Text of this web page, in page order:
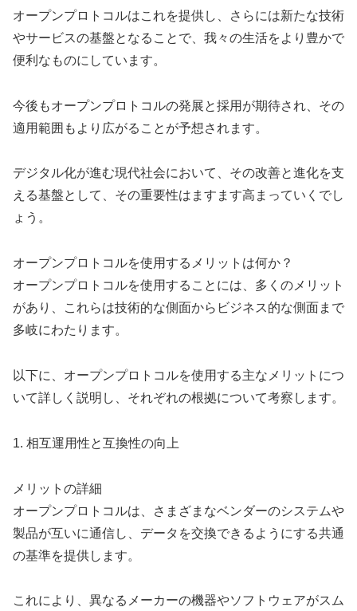
オープンプロトコルはこれを提供し、さらには新たな技術
やサービスの基盤となることで、我々の生活をより豊かで
便利なものにしています。
今後もオープンプロトコルの発展と採用が期待され、その
適用範囲もより広がることが予想されます。
デジタル化が進む現代社会において、その改善と進化を支
える基盤として、その重要性はますます高まっていくでし
ょう。
オープンプロトコルを使用するメリットは何か？
オープンプロトコルを使用することには、多くのメリット
があり、これらは技術的な側面からビジネス的な側面まで
多岐にわたります。
以下に、オープンプロトコルを使用する主なメリットにつ
いて詳しく説明し、それぞれの根拠について考察します。
1. 相互運用性と互換性の向上
メリットの詳細
オープンプロトコルは、さまざまなベンダーのシステムや
製品が互いに通信し、データを交換できるようにする共通
の基準を提供します。
これにより、異なるメーカーの機器やソフトウェアがスム